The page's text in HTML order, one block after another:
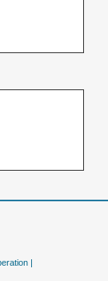
|